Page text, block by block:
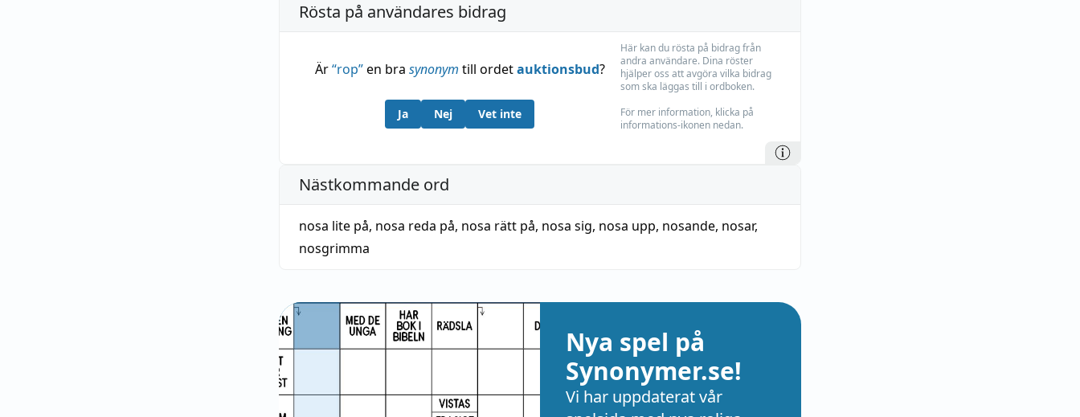
Rösta på användares bidrag
Är“rop”en bra synonym till ordetauktionsbud?
Ja Nej Vet inte
Här kan du rösta på bidrag från
andra användare. Dina röster
hjälper oss att avgöra vilka bidrag
som ska läggas till i ordboken.
För mer information, klicka på
informations-ikonen nedan.
Nästkommande ord
nosa lite på, nosa reda på, nosa rätt på, nosa sig, nosa upp, nosande, nosar,
nosgrimma
Nya spel på
Synonymer.se!
Vi har uppdaterat vår